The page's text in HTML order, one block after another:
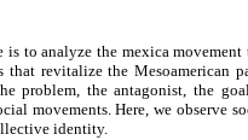
to analyze the mexica
that revitalize the Mesoamerican
problem, the antagonist, the
movements. Here, we observe
identity.